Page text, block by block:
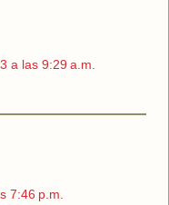
a las 9:29 a.m.
7:46 p.m.